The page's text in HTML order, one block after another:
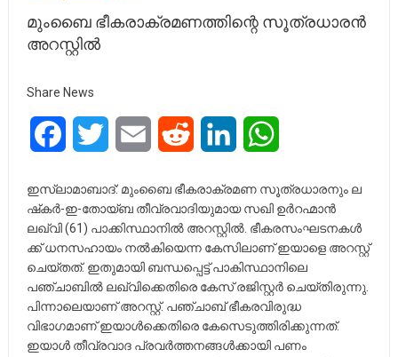
മുംബൈ ഭീകരാക്രമണത്തിന്റെ സൂത്രധാരന്‍
അറസ്റ്റില്‍
Share News
FacebookTwitter Email Reddit LinkedIn
ഇ​സ്‌​ലാ​മാ​ബാ​ദ്: മും​ബൈ ഭീ​ക​രാ​ക്ര​മ​ണ സൂ​ത്ര​ധാ​ര​നും ല​
ഷ്‌​ക​ര്‍-​ഇ-​തോ​യ്‌​ബ തീ​വ്ര​വാ​ദി​യു​മാ​യ സഖി ഉര്‍റഹ്മാന്‍
ലഖ്‌വി (61) പാ​ക്കി​സ്ഥാ​നി​ല്‍ അ​റ​സ്റ്റി​ല്‍. ഭീ​ക​ര​സം​ഘ​ട​ന​ക​ള്‍​
ക്ക് ധ​ന​സ​ഹാ​യം ന​ല്‍​കി​യെ​ന്ന കേ​സി​ലാ​ണ് ഇ​യാ​ളെ അ​റ​സ്റ്റ്
ചെ​യ്ത​ത്. ഇതുമായി ബന്ധപ്പെട്ട് പാകിസ്ഥാനിലെ
പഞ്ചാബില്‍ ലഖ്‌വിക്കെതിരെ കേസ് രജിസ്റ്റര്‍ ചെയ്തിരുന്നു.
പിന്നാലെയാണ് അറസ്റ്റ്. പഞ്ചാബ് ഭീകരവിരുദ്ധ
വിഭാഗമാണ് ഇയാള്‍ക്കെതിരെ കേസെടുത്തിരിക്കുന്നത്.
ഇയാള്‍ തീവ്രവാദ പ്രവര്‍ത്തനങ്ങള്‍ക്കായി പണം